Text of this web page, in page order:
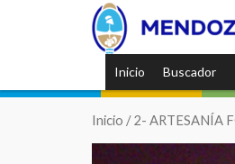
Inicio Buscador
Inicio /2- ARTESANÍA